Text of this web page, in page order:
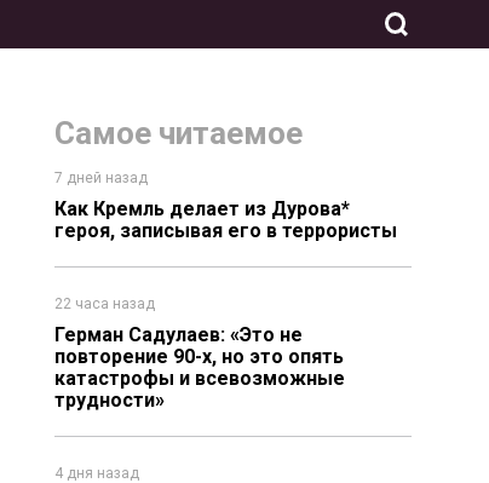
Самое читаемое
7 дней назад
Как Кремль делает из Дурова*
героя, записывая его в террористы
22 часа назад
Герман Садулаев: «Это не
повторение 90-х, но это опять
катастрофы и всевозможные
трудности»
4 дня назад